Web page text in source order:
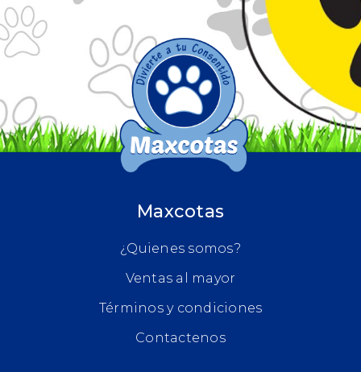
Maxcotas
¿Quienes somos?
Ventas al mayor
Términos y condiciones
Contactenos